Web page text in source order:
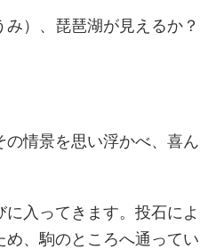
）、琵琶湖が見えるか？
情景を思い浮かべ、喜ん
入ってきます。投石によ
め、駒のところへ通ってい